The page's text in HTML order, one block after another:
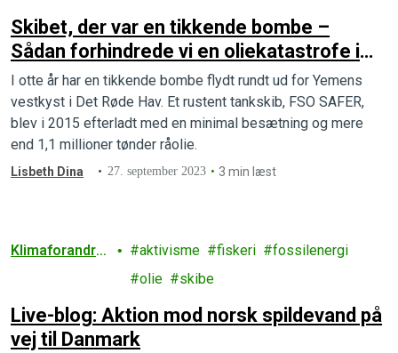
Skibet, der var en tikkende bombe –
Sådan forhindrede vi en oliekatastrofe i
Det Røde Hav
I otte år har en tikkende bombe flydt rundt ud for Yemens
vestkyst i Det Røde Hav. Et rustent tankskib, FSO SAFER,
blev i 2015 efterladt med en minimal besætning og mere
end 1,1 millioner tønder råolie.
Lisbeth Dina 27. september 2023 3 min læst
Klimaforandrin
aktivisme fiskeri
fossilenergi
olie
skibe
Live-blog: Aktion mod norsk spildevand på
vej til Danmark